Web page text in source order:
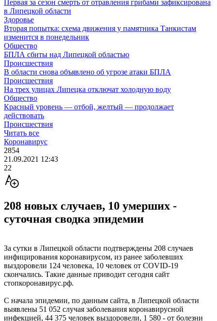
Первая за сезон смерть от отравления грибами зафиксирована
в Липецкой области
Здоровье
Вторая попытка: схема движения у памятника Танкистам
изменится в понедельник
Общество
БПЛА сбиты над Липецкой областью
Происшествия
В области снова объявлено об угрозе атаки БПЛА
Происшествия
На трех улицах Липецка отключат холодную воду
Общество
Красный уровень — отбой, желтый — продолжает
действовать
Происшествия
Читать все
Коронавирус
2854
21.09.2021 12:43
22
208 новых случаев, 10 умерших -
суточная сводка эпидемии
За сутки в Липецкой области подтверждены 208 случаев
инфицирования коронавирусом, из ранее заболевших
выздоровели 124 человека, 10 человек от COVID-19
скончались. Такие данные приводит сегодня сайт
стопкоронавирус.рф.
С начала эпидемии, по данным сайта, в Липецкой области
выявлены 51 052 случая заболевания коронавирусной
инфекцией, 44 375 человек выздоровели, 1 580 - от болезни